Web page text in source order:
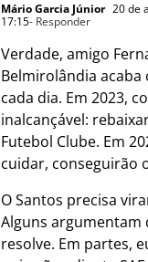
Mário Garcia Júnior 20 de
17:15- Responder
Verdade, amigo
Belmirolândia acaba
cada dia. Em 2023,
inalcançável:
Futebol Clube. Em
cuidar, conseguirão
O Santos precisa
Alguns argumentam
resolve. Em partes,